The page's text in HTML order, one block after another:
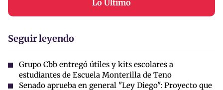
Lo Último
Seguir leyendo
Grupo Cbb entregó útiles y kits escolares a
estudiantes de Escuela Monterilla de Teno
Senado aprueba en general "Ley Diego": Proyecto que